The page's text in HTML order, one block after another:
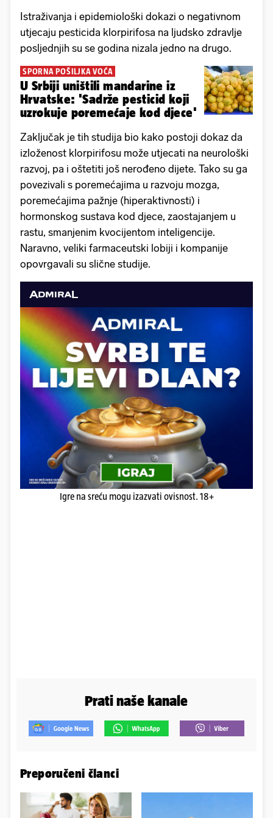
Istraživanja i epidemiološki dokazi o negativnom
utjecaju pesticida klorpirifosa na ljudsko zdravlje
posljednjih su se godina nizala jedno na drugo.
SPORNA POŠILJKA VOĆA
U Srbiji uništili mandarine iz
Hrvatske: 'Sadrže pesticid koji
uzrokuje poremećaje kod djece'
Zaključak je tih studija bio kako postoji dokaz da
izloženost klorpirifosu može utjecati na neurološki
razvoj, pa i oštetiti još nerođeno dijete. Tako su ga
povezivali s poremećajima u razvoju mozga,
poremećajima pažnje (hiperaktivnosti) i
hormonskog sustava kod djece, zaostajanjem u
rastu, smanjenim kvocijentom inteligencije.
Naravno, veliki farmaceutski lobiji i kompanije
opovrgavali su slične studije.
Igre na sreću mogu izazvati ovisnost. 18+
Prati naše kanale
Preporučeni članci